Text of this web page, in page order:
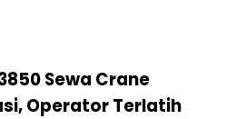
Sewa Crane
Operator Terlatih